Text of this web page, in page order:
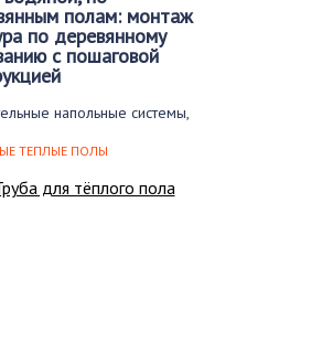
полам: монтаж
по деревянному
с пошаговой
напольные системы,
вода, можно монтировать
ТЕПЛЫЕ ПОЛЫ